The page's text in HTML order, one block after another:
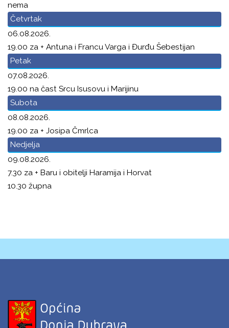
nema
Četvrtak
06.08.2026.
19.00 za + Antuna i Francu Varga i Đurđu Šebestijan
Petak
07.08.2026.
19.00 na čast Srcu Isusovu i Marijinu
Subota
08.08.2026.
19.00 za + Josipa Čmrlca
Nedjelja
09.08.2026.
7.30 za + Baru i obitelji Haramija i Horvat
10.30 župna